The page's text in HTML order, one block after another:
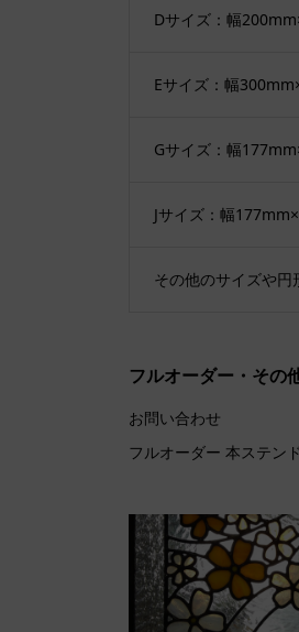
Dサイズ：幅
Eサイズ：幅
Gサイズ：幅
Jサイズ：幅
その他のサイズや円
フルオーダー・その
お問い合わせ
フルオーダー 本ステン